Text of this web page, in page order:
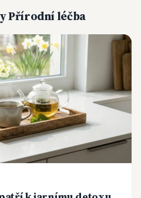
Přírodní léčba